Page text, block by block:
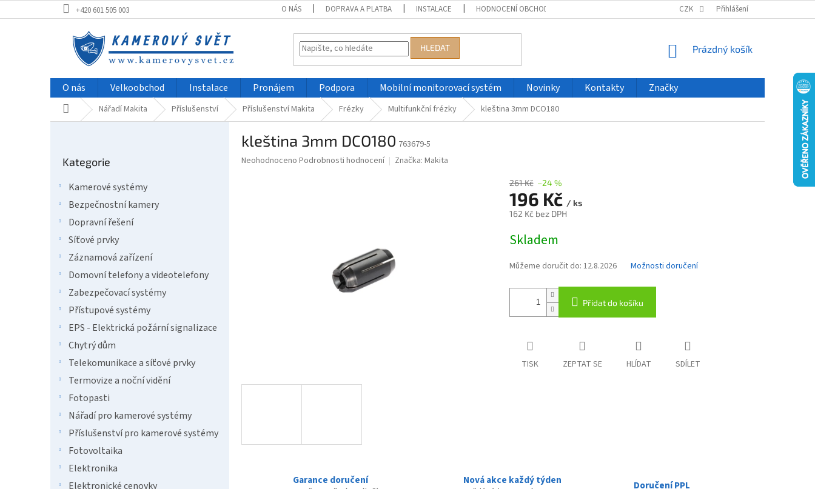
na
+420 601 505 003 O NÁS DOPRAVA A PLATBA INSTALACE HODNOCENÍ OBCHODU VELKOOBCHOD ČASTO KLADENÉ DOTAZY
CZK Přihlášení
HLEDAT
NÁKUPNÍ
Prázdný košík
O nás Velkoobchod Instalace Pronájem Podpora Mobilní monitorovací systém Novinky Kontakty Značky
Domů Nářadí Makita Příslušenství Příslušenství Makita Frézky Multifunkční frézky kleština 3mm DCO180
kategorie
Kategorie
Kamerové systémy
Bezpečnostní kamery
Dopravní řešení
Síťové prvky
Záznamová zařízení
Domovní telefony a videotelefony
Zabezpečovací systémy
Přístupové systémy
EPS - Elektrická požární signalizace
Chytrý dům
Telekomunikace a síťové prvky
Termovize a noční vidění
Fotopasti
Nářadí pro kamerové systémy
Příslušenství pro kamerové systémy
Fotovoltaika
Elektronika
Elektronické cenovky
kleština 3mm DCO180 763679-5
Průměrné
Neohodnoceno Podrobnosti hodnocení Značka: Makita
261 Kč –24 %
196 Kč / ks
162 Kč bez DPH
cena:
Skladem
Můžeme doručit do: 12.8.2026 Možnosti doručení
Přidat do košíku
TISK ZEPTAT SE HLÍDAT SDÍLET
Garance doručení Nová akce každý týden Doručení PPL